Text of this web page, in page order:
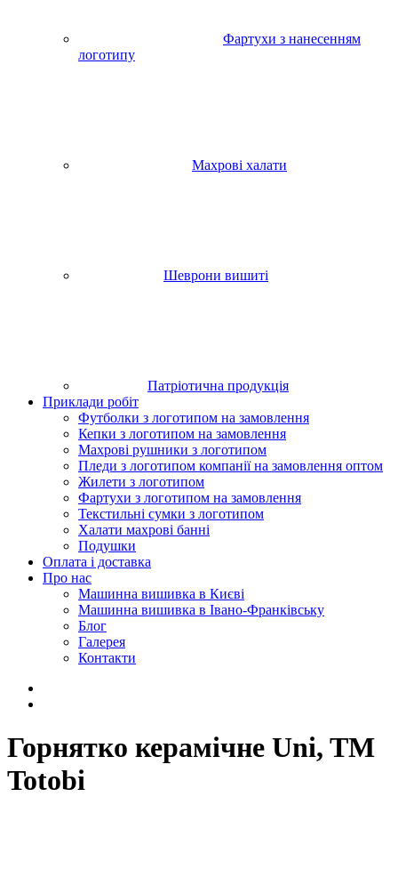
Фартухи з нанесенням
логотипу
Махрові халати
Шеврони вишиті
Патріотична продукція
Приклади робіт
Футболки з логотипом на замовлення
Кепки з логотипом на замовлення
Махрові рушники з логотипом
Пледи з логотипом компанії на замовлення оптом
Жилети з логотипом
Фартухи з логотипом на замовлення
Текстильні сумки з логотипом
Халати махрові банні
Подушки
Оплата і доставка
Про нас
Машинна вишивка в Києві
Машинна вишивка в Івано-Франківську
Блог
Галерея
Контакти
Горнятко керамічне Uni, TM
Totobi